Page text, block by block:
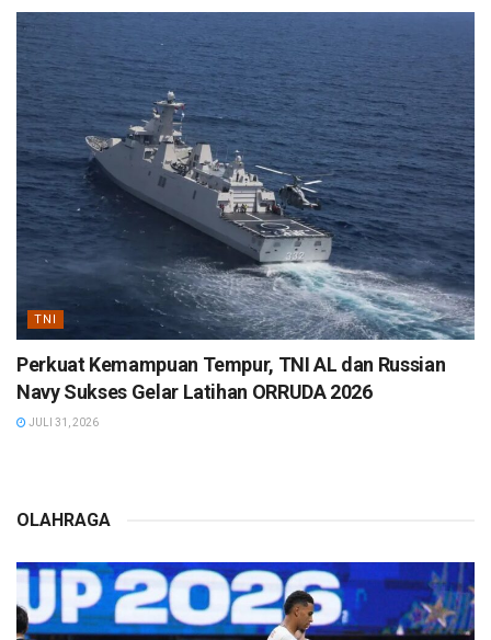
TNI
Perkuat Kemampuan Tempur, TNI AL dan Russian
Navy Sukses Gelar Latihan ORRUDA 2026
JULI 31, 2026
OLAHRAGA